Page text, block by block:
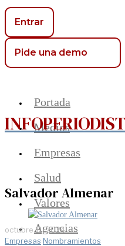
Entrar
Pide una demo
Portada
Medios
Empresas
Salud
Valores
Agencias
Salvador Almenar
octubre 11, 2024
Empresas·Nombramientos